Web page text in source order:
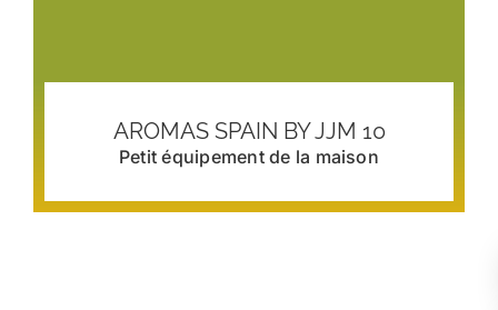
AROMAS SPAIN BY JJM 10
Petit équipement de la maison